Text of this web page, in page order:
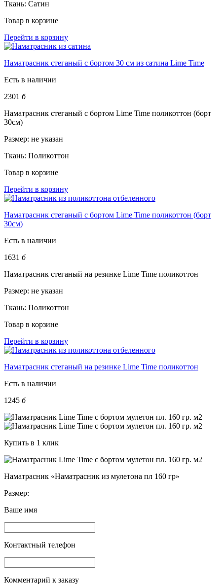
Ткань: Сатин
Товар в корзине
Перейти в корзину
Наматрасник стеганый с бортом 30 см из сатина Lime Time
Есть в наличии
2301 б
Наматрасник стеганый с бортом Lime Time поликоттон (борт
30см)
Размер: не указан
Ткань: Поликоттон
Товар в корзине
Перейти в корзину
Наматрасник стеганый с бортом Lime Time поликоттон (борт
30см)
Есть в наличии
1631 б
Наматрасник стеганый на резинке Lime Time поликоттон
Размер: не указан
Ткань: Поликоттон
Товар в корзине
Перейти в корзину
Наматрасник стеганый на резинке Lime Time поликоттон
Есть в наличии
1245 б
Купить в 1 клик
Наматрасник «Наматрасник из мулетона пл 160 гр»
Размер:
Ваше имя
Контактный телефон
Комментарий к заказу